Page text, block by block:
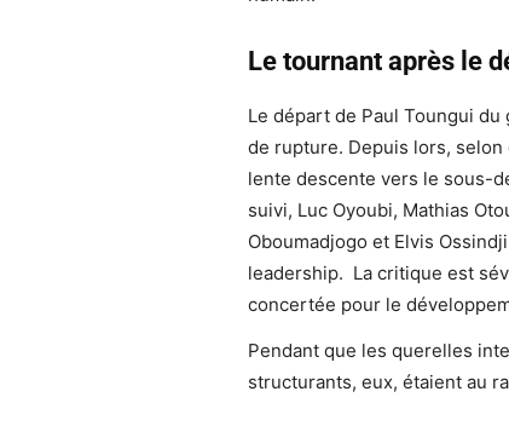
Le tournant après le
Le départ de Paul Toungui
de rupture. Depuis lors,
lente descente vers le sous-
suivi, Luc Oyoubi, Mathias
Oboumadjogo et Elvis
leadership. La critique est
concertée pour le
Pendant que les querelles
structurants, eux, étaient au